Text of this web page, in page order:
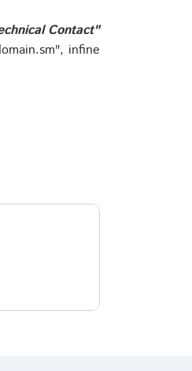
Contact"
infine